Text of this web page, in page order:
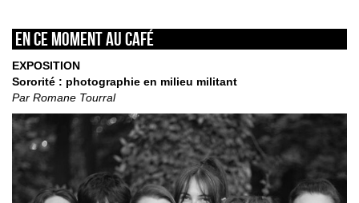
En ce moment au café
EXPOSITION
Sororité : photographie en milieu militant
Par Romane Tourral